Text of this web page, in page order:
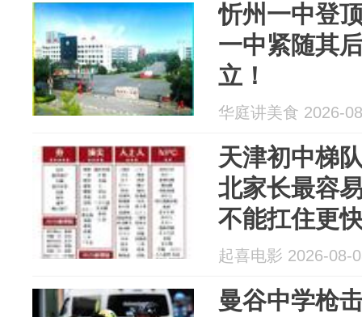
忻州一中登
一中紧随其
立！
华庭讲美食 2026-
天津初中梯
北家长最容
不能扛住更
起喜电影 2026-08-
曼谷中学枪